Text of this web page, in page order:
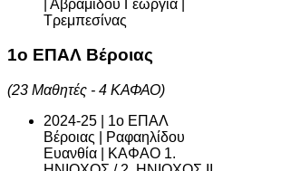
| Αβραμίδου Γεωργία |
Τρεμπεσίνας
1ο ΕΠΑΛ Βέροιας
(23 Μαθητές - 4 ΚΑΦΑΟ)
2024-25 | 1ο ΕΠΑΛ
Βέροιας | Ραφαηλίδου
Ευανθία | ΚΑΦΑΟ 1.